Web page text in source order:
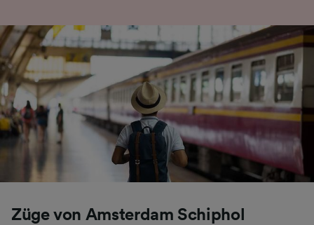
Züge von Amsterdam Schiphol
aktiv abfragen. Speichern von oder Zugriff auf
Informationen auf einem Endgerät.
Personalisierte Werbung und Inhalte, Messung
von Werbeleistung und der Performance von
Inhalten, Zielgruppenforschung sowie
Entwicklung und Verbesserung von
Angeboten.
Liste der Partner (Lieferanten)